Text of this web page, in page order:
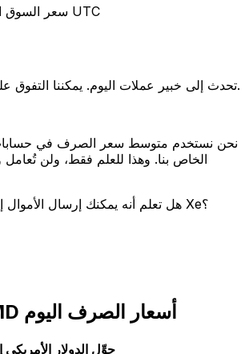
سعر السوق المتوسط في 05:14 UTC
تحدث إلى خبير عملات اليوم.يمكننا التفوق على أسعار المنافسين.
نحن نستخدم متوسط سعر الصرف في
الخاص بنا. وهذا للعلم فقط، ولن تُعامل
هل تعلم أنه يمكنك إرسال الأموال إلى الخارج باستخدام Xe؟
USD إلى JMD أسعار الصرف اليوم
حوِّل الدولار الأمريكي